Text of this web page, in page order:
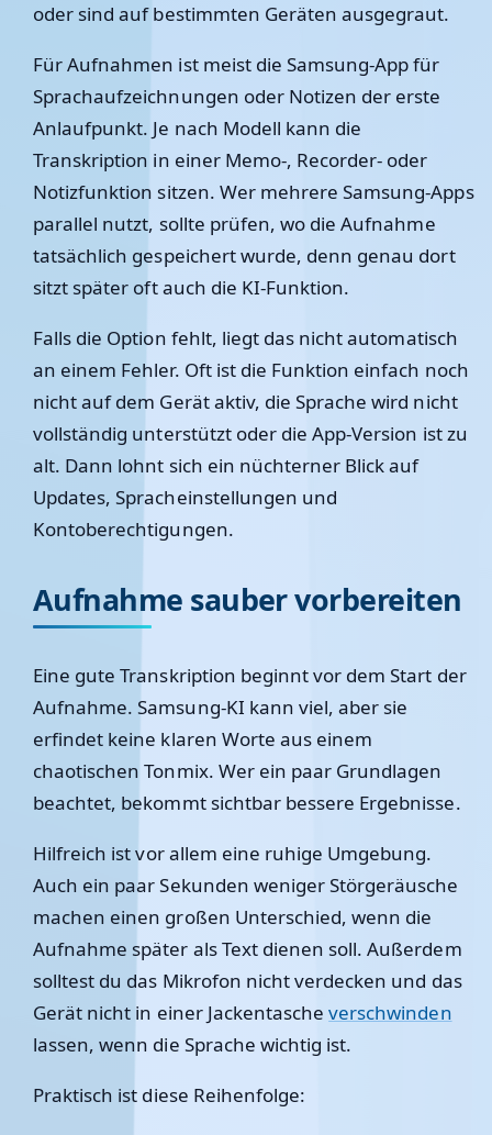
oder sind auf bestimmten Geräten ausgegraut.
Für Aufnahmen ist meist die Samsung-App für
Sprachaufzeichnungen oder Notizen der erste
Anlaufpunkt. Je nach Modell kann die
Transkription in einer Memo-, Recorder- oder
Notizfunktion sitzen. Wer mehrere Samsung-Apps
parallel nutzt, sollte prüfen, wo die Aufnahme
tatsächlich gespeichert wurde, denn genau dort
sitzt später oft auch die KI-Funktion.
Falls die Option fehlt, liegt das nicht automatisch
an einem Fehler. Oft ist die Funktion einfach noch
nicht auf dem Gerät aktiv, die Sprache wird nicht
vollständig unterstützt oder die App-Version ist zu
alt. Dann lohnt sich ein nüchterner Blick auf
Updates, Spracheinstellungen und
Kontoberechtigungen.
Aufnahme sauber vorbereiten
Eine gute Transkription beginnt vor dem Start der
Aufnahme. Samsung-KI kann viel, aber sie
erfindet keine klaren Worte aus einem
chaotischen Tonmix. Wer ein paar Grundlagen
beachtet, bekommt sichtbar bessere Ergebnisse.
Hilfreich ist vor allem eine ruhige Umgebung.
Auch ein paar Sekunden weniger Störgeräusche
machen einen großen Unterschied, wenn die
Aufnahme später als Text dienen soll. Außerdem
solltest du das Mikrofon nicht verdecken und das
Gerät nicht in einer Jackentascheverschwinden
lassen, wenn die Sprache wichtig ist.
Praktisch ist diese Reihenfolge: